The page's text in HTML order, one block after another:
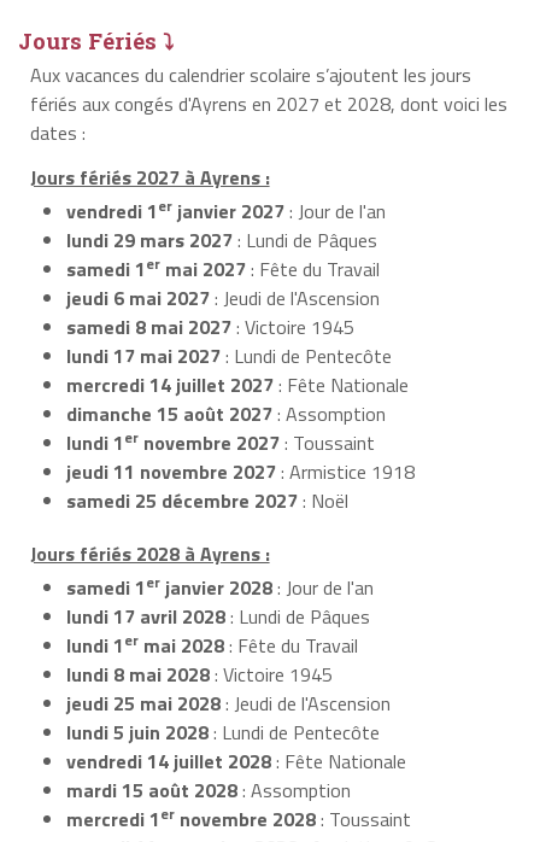
Jours Fériés ⤵
Aux vacances du calendrier scolaire s’ajoutent les jours
fériés aux congés d'Ayrens en 2027 et 2028, dont voici les
dates :
Jours fériés 2027 à Ayrens :
vendredi 1er janvier 2027: Jour de l'an
lundi 29 mars 2027: Lundi de Pâques
samedi 1er mai 2027: Fête du Travail
jeudi 6 mai 2027: Jeudi de l'Ascension
samedi 8 mai 2027: Victoire 1945
lundi 17 mai 2027: Lundi de Pentecôte
mercredi 14 juillet 2027: Fête Nationale
dimanche 15 août 2027: Assomption
lundi 1er novembre 2027: Toussaint
jeudi 11 novembre 2027: Armistice 1918
samedi 25 décembre 2027: Noël
Jours fériés 2028 à Ayrens :
samedi 1er janvier 2028: Jour de l'an
lundi 17 avril 2028: Lundi de Pâques
lundi 1er mai 2028: Fête du Travail
lundi 8 mai 2028: Victoire 1945
jeudi 25 mai 2028: Jeudi de l'Ascension
lundi 5 juin 2028: Lundi de Pentecôte
vendredi 14 juillet 2028: Fête Nationale
mardi 15 août 2028: Assomption
mercredi 1er novembre 2028: Toussaint